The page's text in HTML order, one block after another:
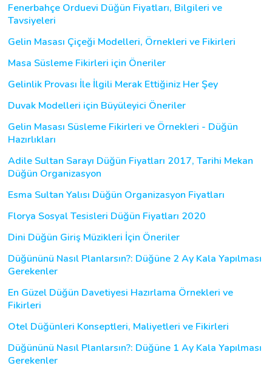
Fenerbahçe Orduevi Düğün Fiyatları, Bilgileri ve
Tavsiyeleri
Gelin Masası Çiçeği Modelleri, Örnekleri ve Fikirleri
Masa Süsleme Fikirleri için Öneriler
Gelinlik Provası İle İlgili Merak Ettiğiniz Her Şey
Duvak Modelleri için Büyüleyici Öneriler
Gelin Masası Süsleme Fikirleri ve Örnekleri - Düğün
Hazırlıkları
Adile Sultan Sarayı Düğün Fiyatları 2017, Tarihi Mekan
Düğün Organizasyon
Esma Sultan Yalısı Düğün Organizasyon Fiyatları
Florya Sosyal Tesisleri Düğün Fiyatları 2020
Dini Düğün Giriş Müzikleri İçin Öneriler
Düğününü Nasıl Planlarsın?: Düğüne 2 Ay Kala Yapılması
Gerekenler
En Güzel Düğün Davetiyesi Hazırlama Örnekleri ve
Fikirleri
Otel Düğünleri Konseptleri, Maliyetleri ve Fikirleri
Düğününü Nasıl Planlarsın?: Düğüne 1 Ay Kala Yapılması
Gerekenler